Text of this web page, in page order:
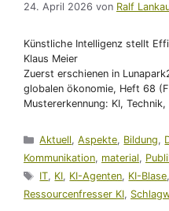
24. April 2026 von Ralf
Künstliche Intelligenz stellt
Klaus Meier
Zuerst erschienen in
globalen ökonomie, Heft 68
Mustererkennung: KI,
Kategorien
Aktuell,Aspekte, Bildung,
Kommunikation, material,
Schlagwörter
IT, KI, KI-Agenten, KI-Blase,
Ressourcenfresser KI,